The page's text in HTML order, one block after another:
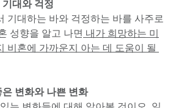
대와 걱정
기대하는 바와 걱정하는 바를 사주로
성향을 알고 나면 내가 희망하는 미
비혼에 가까운지 아는 데 도움이 될
변화와 나쁜 변화